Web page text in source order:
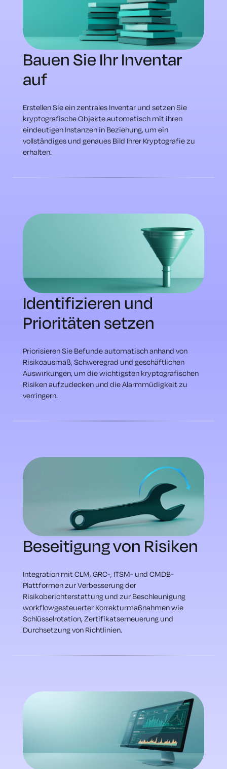
Bauen Sie Ihr Inventar
auf
Erstellen Sie ein zentrales Inventar und setzen Sie
kryptografische Objekte automatisch mit ihren
eindeutigen Instanzen in Beziehung, um ein
vollständiges und genaues Bild Ihrer Kryptografie zu
erhalten.
Identifizieren und
Prioritäten setzen
Priorisieren Sie Befunde automatisch anhand von
Risikoausmaß, Schweregrad und geschäftlichen
Auswirkungen, um die wichtigsten kryptografischen
Risiken aufzudecken und die Alarmmüdigkeit zu
verringern.
Beseitigung von Risiken
Integration mit CLM, GRC-, ITSM- und CMDB-
Plattformen zur Verbesserung der
Risikoberichterstattung und zur Beschleunigung
workflowgesteuerter Korrekturmaßnahmen wie
Schlüsselrotation, Zertifikatserneuerung und
Durchsetzung von Richtlinien.